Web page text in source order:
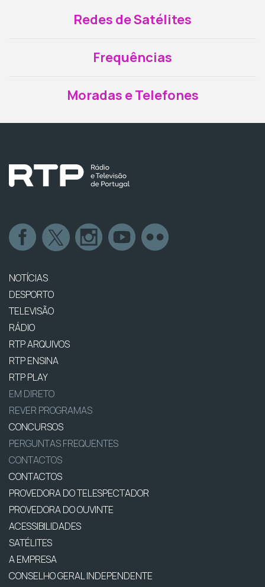
Redes de Satélites
Frequências
Moradas e Telefones
NOTÍCIAS
DESPORTO
TELEVISÃO
RÁDIO
RTP ARQUIVOS
RTP ENSINA
RTP PLAY
EM DIRETO
REVER PROGRAMAS
CONCURSOS
PERGUNTAS FREQUENTES
CONTACTOS
CONTACTOS
PROVEDORA DO TELESPECTADOR
PROVEDORA DO OUVINTE
ACESSIBILIDADES
SATÉLITES
A EMPRESA
CONSELHO GERAL INDEPENDENTE